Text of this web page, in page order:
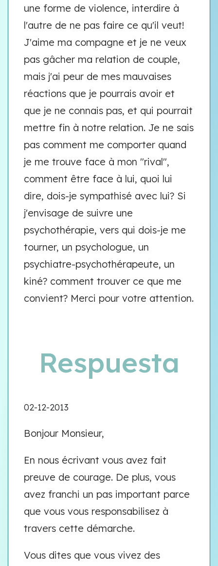
une forme de violence, interdire à
l'autre de ne pas faire ce qu'il veut!
J'aime ma compagne et je ne veux
pas gâcher ma relation de couple,
mais j'ai peur de mes mauvaises
réactions que je pourrais avoir et
que je ne connais pas, et qui pourrait
mettre fin à notre relation. Je ne sais
pas comment me comporter quand
je me trouve face à mon "rival",
comment être face à lui, quoi lui
dire, dois-je sympathisé avec lui? Si
j'envisage de suivre une
psychothérapie, vers qui dois-je me
tourner, un psychologue, un
psychiatre-psychothérapeute, un
kiné? comment trouver ce que me
convient? Merci pour votre attention.
Respuesta
02-12-2013
Bonjour Monsieur,
En nous écrivant vous avez fait
preuve de courage. De plus, vous
avez franchi un pas important parce
que vous vous responsabilisez à
travers cette démarche.
Vous dites que vous vivez des